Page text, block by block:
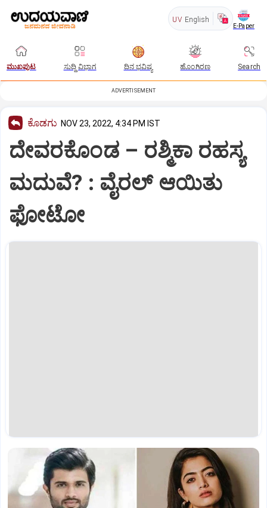
UV English
E-Paper
ಮುಖಪುಟ ಸುದ್ದಿ ವಿಭಾಗ ದಿನ ಭವಿಷ್ಯ ಹೊಂಗಿರಣ Search
ADVERTISEMENT
ಕೊಡಗು NOV 23, 2022, 4:34 PM IST
ದೇವರಕೊಂಡ – ರಶ್ಮಿಕಾ ರಹಸ್ಯ
ಮದುವೆ? : ವೈರಲ್ ಆಯಿತು
ಫೋಟೋ